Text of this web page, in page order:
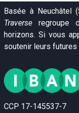
Basée à Neuchâtel
Traverse regroupe
horizons. Si vous
soutenir leurs
CCP 17-145537-7